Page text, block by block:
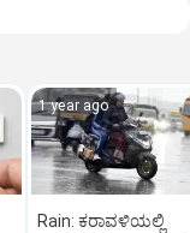
1 year ago
Rain: ಕರಾವಳಿಯಲ್ಲಿ